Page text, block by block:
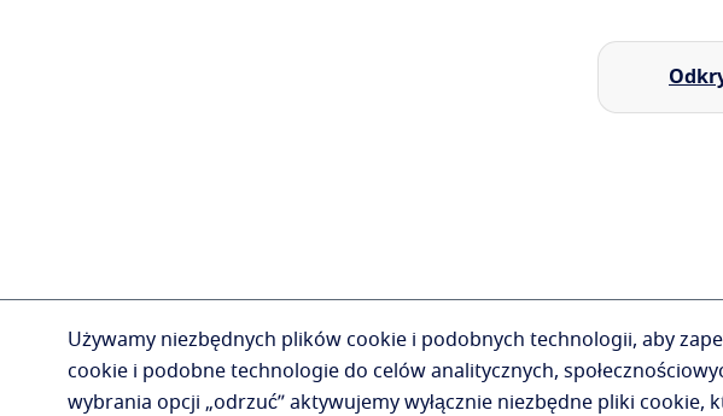
Używamy niezbędnych plików cookie i podobnych technologii, aby
cookie i podobne technologie do celów analitycznych,
wybrania opcji „odrzuć” aktywujemy wyłącznie niezbędne pliki